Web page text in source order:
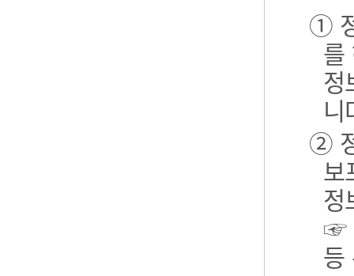
①
를
정
니
②
정
☞
등